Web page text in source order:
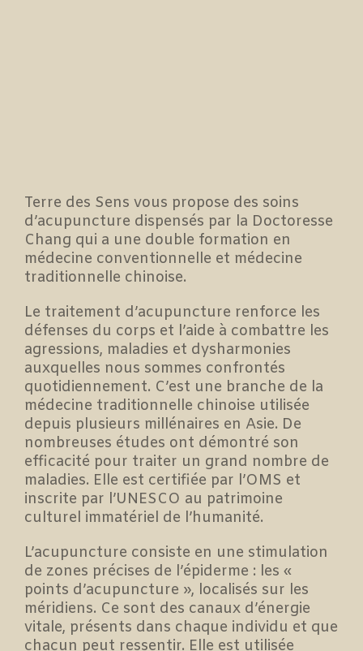
Terre des Sens vous propose des soins
d’acupuncture dispensés par la Doctoresse
Chang qui a une double formation en
médecine conventionnelle et médecine
traditionnelle chinoise.
Le traitement d’acupuncture renforce les
défenses du corps et l’aide à combattre les
agressions, maladies et dysharmonies
auxquelles nous sommes confrontés
quotidiennement. C’est une branche de la
médecine traditionnelle chinoise utilisée
depuis plusieurs millénaires en Asie. De
nombreuses études ont démontré son
efficacité pour traiter un grand nombre de
maladies. Elle est certifiée par l’OMS et
inscrite par l’UNESCO au patrimoine
culturel immatériel de l’humanité.
L’acupuncture consiste en une stimulation
de zones précises de l’épiderme : les «
points d’acupuncture », localisés sur les
méridiens. Ce sont des canaux d’énergie
vitale, présents dans chaque individu et que
chacun peut ressentir. Elle est utilisée